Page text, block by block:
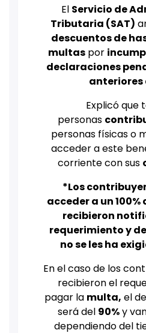
El Servicio de
Tributaria (SAT)
descuentos de
multaspor
declaraciones
anteriores
Explicó que
personas
personas físicas o
acceder a este
corriente con sus
*Los
acceder a un
recibieron
requerimiento y
no se les ha
En el caso de los
recibieron el
pagar la multa, el
será del 90%y
dependiendo del